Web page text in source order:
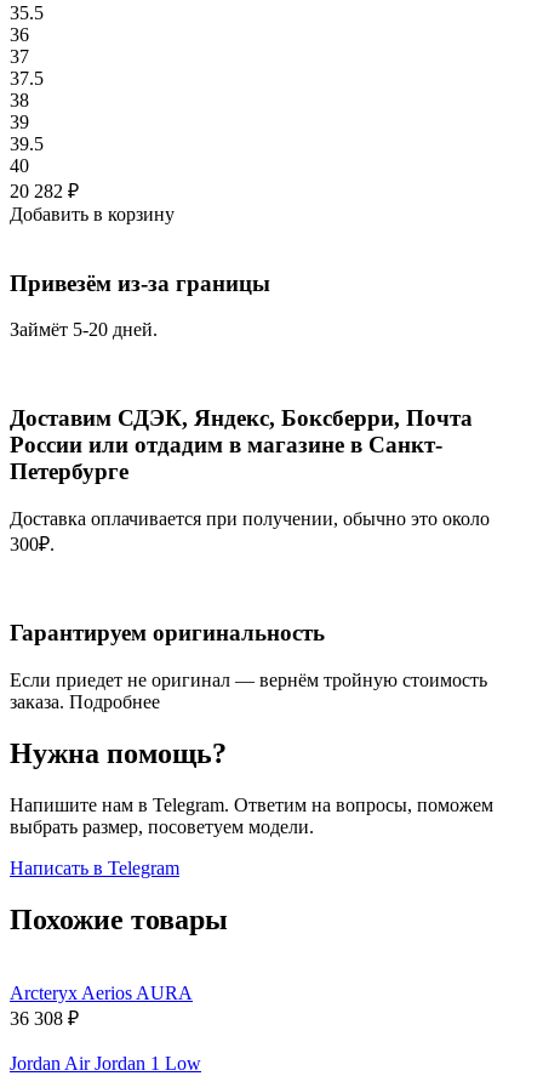
35.5
36
37
37.5
38
39
39.5
40
20 282 ₽
Добавить в корзину
Привезём из-за границы
Займёт 5-20 дней.
Доставим СДЭК, Яндекс, Боксберри, Почта
России или отдадим в магазине в Санкт-
Петербурге
Доставка оплачивается при получении, обычно это около
300₽.
Гарантируем оригинальность
Если приедет не оригинал — вернём тройную стоимость
заказа. Подробнее
Нужна помощь?
Напишите нам в Telegram. Ответим на вопросы, поможем
выбрать размер, посоветуем модели.
Написать в Telegram
Похожие товары
Arcteryx Aerios AURA
36 308 ₽
Jordan Air Jordan 1 Low